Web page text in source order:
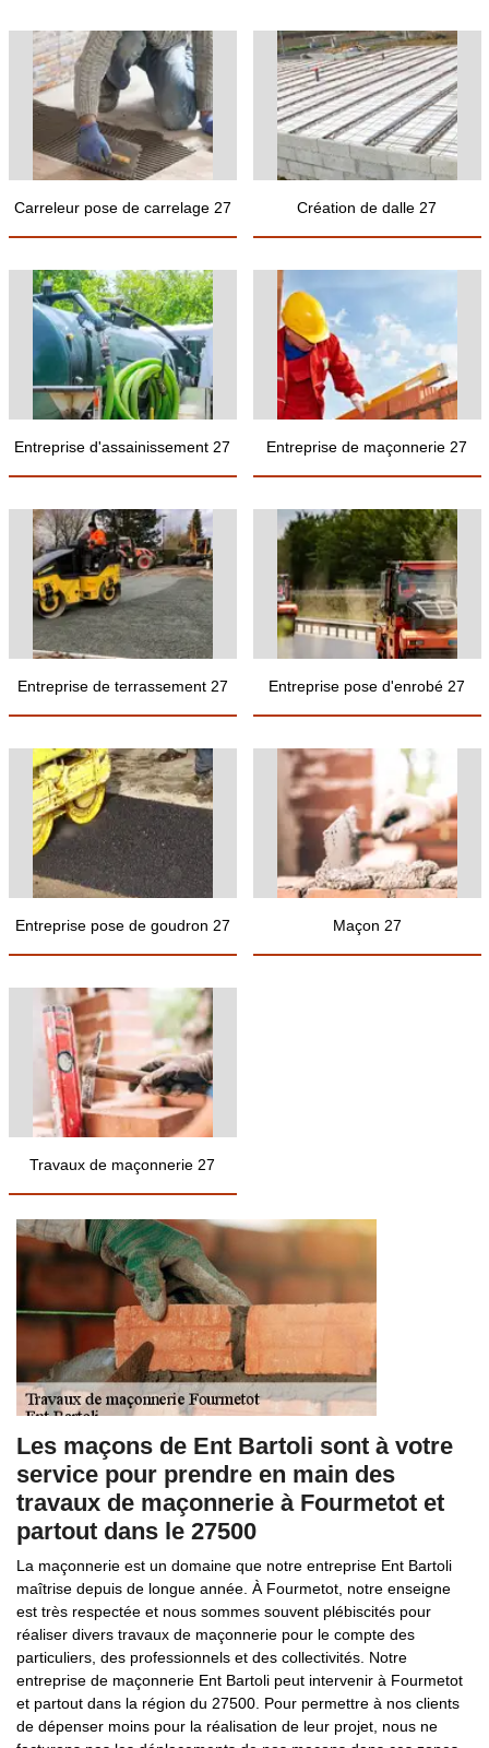
Carreleur pose de carrelage 27 Création de dalle 27
Entreprise d'assainissement 27 Entreprise de maçonnerie 27
Entreprise de terrassement 27 Entreprise pose d'enrobé 27
Entreprise pose de goudron 27 Maçon 27
Travaux de maçonnerie 27
Les maçons de Ent Bartoli sont à votre
service pour prendre en main des
travaux de maçonnerie à Fourmetot et
partout dans le 27500
La maçonnerie est un domaine que notre entreprise Ent Bartoli
maîtrise depuis de longue année. À Fourmetot, notre enseigne
est très respectée et nous sommes souvent plébiscités pour
réaliser divers travaux de maçonnerie pour le compte des
particuliers, des professionnels et des collectivités. Notre
entreprise de maçonnerie Ent Bartoli peut intervenir à Fourmetot
et partout dans la région du 27500. Pour permettre à nos clients
de dépenser moins pour la réalisation de leur projet, nous ne